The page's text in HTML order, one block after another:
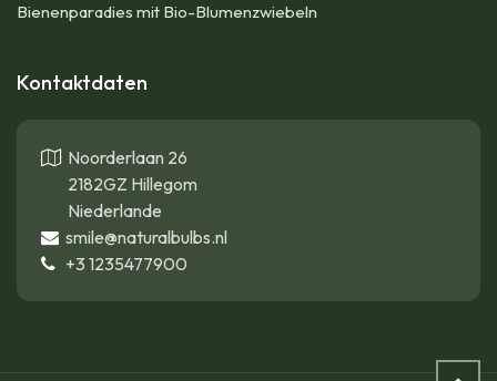
Bienenparadies mit Bio-Blumenzwiebeln
Kontaktdaten
Noorderlaan 26
2182GZ Hillegom
Niederlande
smile@naturalbulbs.nl
+3 1235477900